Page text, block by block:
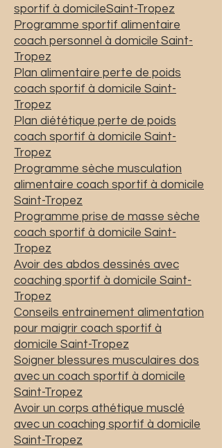
sportif à domicileSaint-Tropez
Programme sportif alimentaire
coach personnel à domicile Saint-
Tropez
Plan alimentaire perte de poids
coach sportif à domicile Saint-
Tropez
Plan diététique perte de poids
coach sportif à domicile Saint-
Tropez
Programme sèche musculation
alimentaire coach sportif à domicile
Saint-Tropez
Programme prise de masse sèche
coach sportif à domicile Saint-
Tropez
Avoir des abdos dessinés avec
coaching sportif à domicile Saint-
Tropez
Conseils entrainement alimentation
pour maigrir coach sportif à
domicile Saint-Tropez
Soigner blessures musculaires dos
avec un coach sportif à domicile
Saint-Tropez
Avoir un corps athétique musclé
avec un coaching sportif à domicile
Saint-Tropez